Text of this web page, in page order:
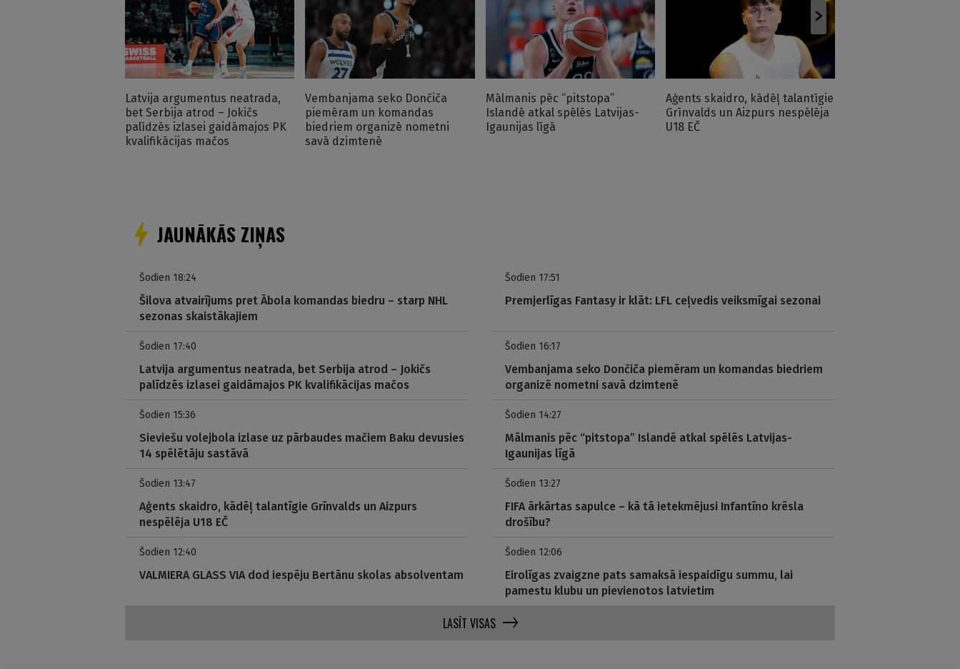
Latvija argumentus neatrada,
bet Serbija atrod – Jokičs
palīdzēs izlasei gaidāmajos PK
kvalifikācijas mačos
Vembanjama seko Dončiča
piemēram un komandas
biedriem organizē nometni
savā dzimtenē
Mālmanis pēc “pitstopa”
Islandē atkal spēlēs Latvijas-
Igaunijas līgā
Aģents skaidro, kādēļ talantīgie
Grīnvalds un Aizpurs nespēlēja
U18 EČ
JAUNĀKĀS ZIŅAS
Šodien 18:24
Šilova atvairījums pret Ābola komandas biedru – starp NHL
sezonas skaistākajiem
Šodien 17:51
Premjerlīgas Fantasy ir klāt: LFL ceļvedis veiksmīgai sezonai
Šodien 17:40
Latvija argumentus neatrada, bet Serbija atrod – Jokičs
palīdzēs izlasei gaidāmajos PK kvalifikācijas mačos
Šodien 16:17
Vembanjama seko Dončiča piemēram un komandas biedriem
organizē nometni savā dzimtenē
Šodien 15:36
Sieviešu volejbola izlase uz pārbaudes mačiem Baku devusies
14 spēlētāju sastāvā
Šodien 14:27
Mālmanis pēc “pitstopa” Islandē atkal spēlēs Latvijas-
Igaunijas līgā
Šodien 13:47
Aģents skaidro, kādēļ talantīgie Grīnvalds un Aizpurs
nespēlēja U18 EČ
Šodien 13:27
FIFA ārkārtas sapulce – kā tā ietekmējusi Infantīno krēsla
drošību?
Šodien 12:40
VALMIERA GLASS VIA dod iespēju Bertānu skolas absolventam
Šodien 12:06
Eirolīgas zvaigzne pats samaksā iespaidīgu summu, lai
pamestu klubu un pievienotos latvietim
LASĪT VISAS